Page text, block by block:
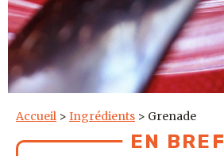
Accueil > Ingrédients > Grenade
EN BREF